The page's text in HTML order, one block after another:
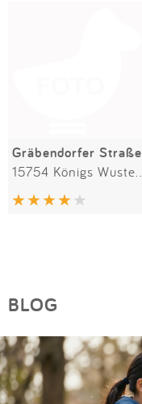
Gräbendorfer Straße
BLOG